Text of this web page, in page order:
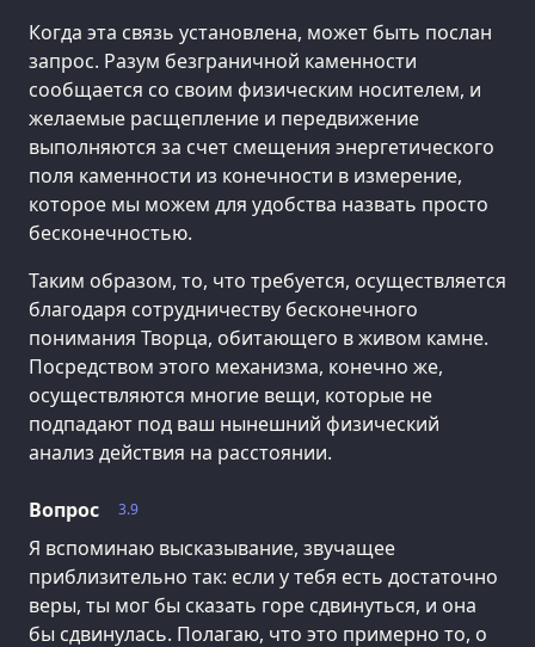
Когда эта связь установлена, может быть послан
запрос. Разум безграничной каменности
сообщается со своим физическим носителем, и
желаемые расщепление и передвижение
выполняются за счет смещения энергетического
поля каменности из конечности в измерение,
которое мы можем для удобства назвать просто
бесконечностью.
Таким образом, то, что требуется, осуществляется
благодаря сотрудничеству бесконечного
понимания Творца, обитающего в живом камне.
Посредством этого механизма, конечно же,
осуществляются многие вещи, которые не
подпадают под ваш нынешний физический
анализ действия на расстоянии.
3.9
Вопрос
Я вспоминаю высказывание, звучащее
приблизительно так: если у тебя есть достаточно
веры, ты мог бы сказать горе сдвинуться, и она
бы сдвинулась. Полагаю, что это примерно то, о